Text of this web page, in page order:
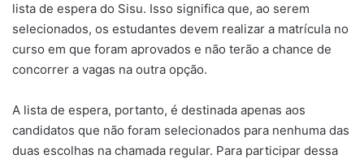
lista de espera do Sisu. Isso significa que, ao serem
selecionados, os estudantes devem realizar a matrícula no
curso em que foram aprovados e não terão a chance de
concorrer a vagas na outra opção.
A lista de espera, portanto, é destinada apenas aos
candidatos que não foram selecionados para nenhuma das
duas escolhas na chamada regular. Para participar dessa